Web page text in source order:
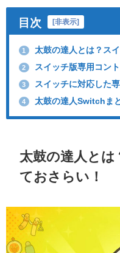
目次 [非表示]
1 太鼓の達人とは？ス
2 スイッチ版専用コン
3 スイッチに対応した
4 太鼓の達人Switchま
太鼓の達人とは
ておさらい！